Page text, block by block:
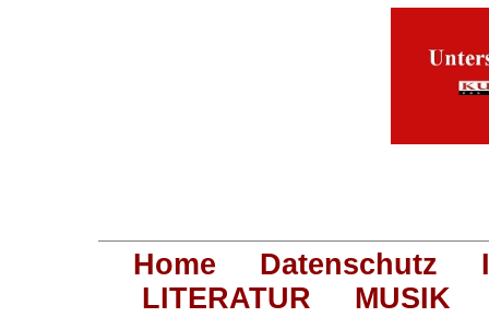
Home Datenschutz
LITERATUR
MUSIK